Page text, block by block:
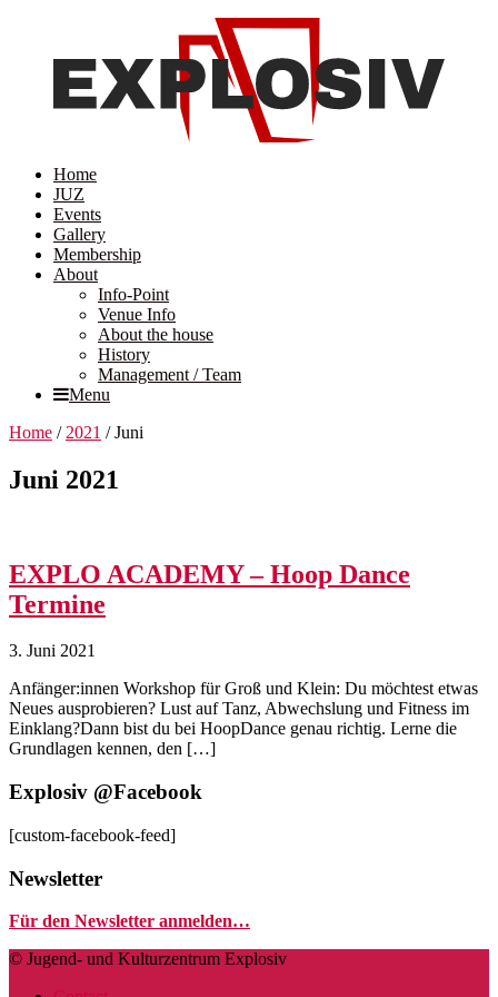
Home
JUZ
Events
Gallery
Membership
About
Info-Point
Venue Info
About the house
History
Management / Team
Menu
Home / 2021 / Juni
Juni 2021
EXPLO ACADEMY – Hoop Dance
Termine
3. Juni 2021
Anfänger:innen Workshop für Groß und Klein: Du möchtest etwas
Neues ausprobieren? Lust auf Tanz, Abwechslung und Fitness im
Einklang?Dann bist du bei HoopDance genau richtig. Lerne die
Grundlagen kennen, den […]
Explosiv @Facebook
[custom-facebook-feed]
Newsletter
Für den Newsletter anmelden…
© Jugend- und Kulturzentrum Explosiv